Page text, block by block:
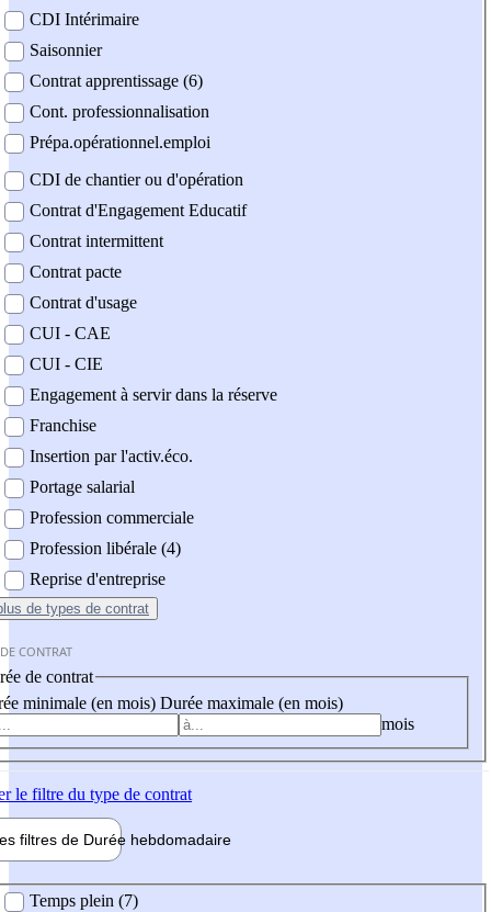
CDI Intérimaire
Saisonnier
Contrat apprentissage (6)
Cont. professionnalisation
Prépa.opérationnel.emploi
CDI de chantier ou d'opération
Contrat d'Engagement Educatif
Contrat intermittent
Contrat pacte
Contrat d'usage
CUI - CAE
CUI - CIE
Engagement à servir dans la réserve
Franchise
Insertion par l'activ.éco.
Portage salarial
Profession commerciale
Profession libérale (4)
Reprise d'entreprise
de types de contrat
CONTRAT
de contrat
minimale (en mois) Durée maximale (en mois)
mois
le filtre du type de contrat
filtres de Durée hebdomadaire
Temps plein (7)